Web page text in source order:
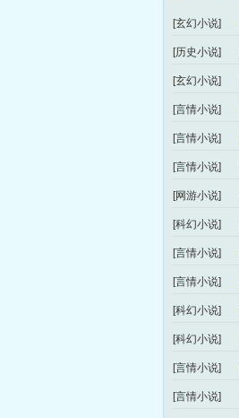
[玄幻小说]
[历史小说]
[玄幻小说]
[言情小说]
[言情小说]
[言情小说]
[网游小说]
[科幻小说]
[言情小说]
[言情小说]
[科幻小说]
[科幻小说]
[言情小说]
[言情小说]